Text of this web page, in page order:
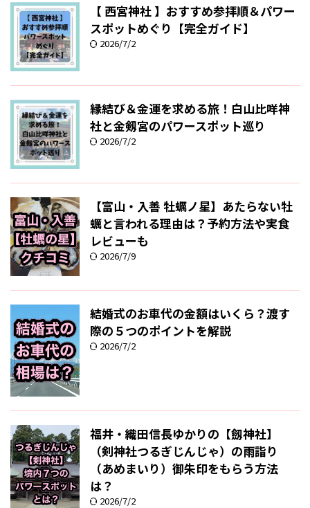
【 西宮神社 】おすすめ参拝順＆パワー
スポットめぐり【完全ガイド】
2026/7/2
縁結び＆金運を求める旅！白山比咩神
社と金剱宮のパワースポット巡り
2026/7/2
【富山・入善 牡蠣ノ星】あたらない牡
蠣と言われる理由は？予約方法や実食
レビューも
2026/7/9
結婚式のお車代の金額はいくら？渡す
際の５つのポイントを解説
2026/7/2
福井・織田信長ゆかりの【劔神社】
（剣神社つるぎじんじゃ）の雨詣り
（あめまいり）御朱印をもらう方法
は？
2026/7/2